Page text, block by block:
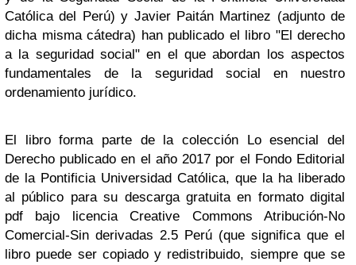
Católica del Perú) y Javier Paitán Martinez (adjunto de
dicha misma cátedra) han publicado el libro "El derecho
a la seguridad social" en el que abordan los aspectos
fundamentales de la seguridad social en nuestro
ordenamiento jurídico.
El libro forma parte de la colección Lo esencial del
Derecho publicado en el año 2017 por el Fondo Editorial
de la Pontificia Universidad Católica, que la ha liberado
al público para su descarga gratuita en formato digital
pdf bajo licencia Creative Commons Atribución-No
Comercial-Sin derivadas 2.5 Perú (que significa que el
libro puede ser copiado y redistribuido, siempre que se